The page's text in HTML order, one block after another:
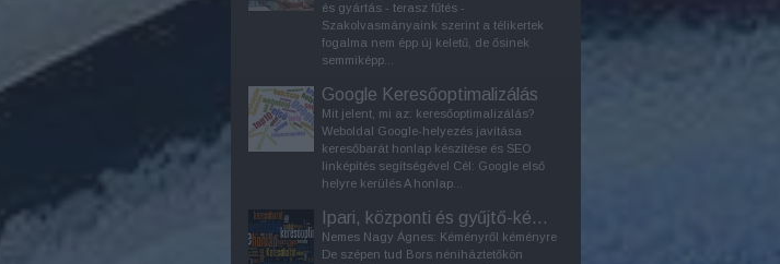
és gyártás - terasz fűtés -
Szakolvasmányaink szerint a télikertek
fogalma nem épp új keletű, de ősinek
semmiképp...
Google Keresőoptimalizálás
Mit jelent, mi az: keresőoptimalizálás?
Weboldal Google-helyezés javítása
keresőbarát honlap készítése és SEO
linképítés segítségével Cél: Google első
helyre kerülés A honlap...
Ipari, központi és gyűjtő-kémény - Furanflex kéménybélelés
Nemes Nagy Ágnes: Kéményről kéményre
De szépen tud Bors néniháztetőkön